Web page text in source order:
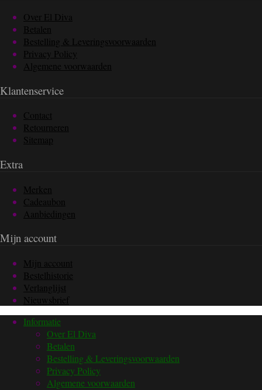
Over El Diva
Betalen
Bestelling & Leveringsvoorwaarden
Privacy Policy
Algemene voorwaarden
Klantenservice
Contact
Retourneren
Sitemap
Extra
Merken
Cadeaubon
Aanbiedingen
Mijn account
Mijn account
Bestelhistorie
Verlanglijst
Nieuwsbrief
Informatie
Over El Diva
Betalen
Bestelling & Leveringsvoorwaarden
Privacy Policy
Algemene voorwaarden